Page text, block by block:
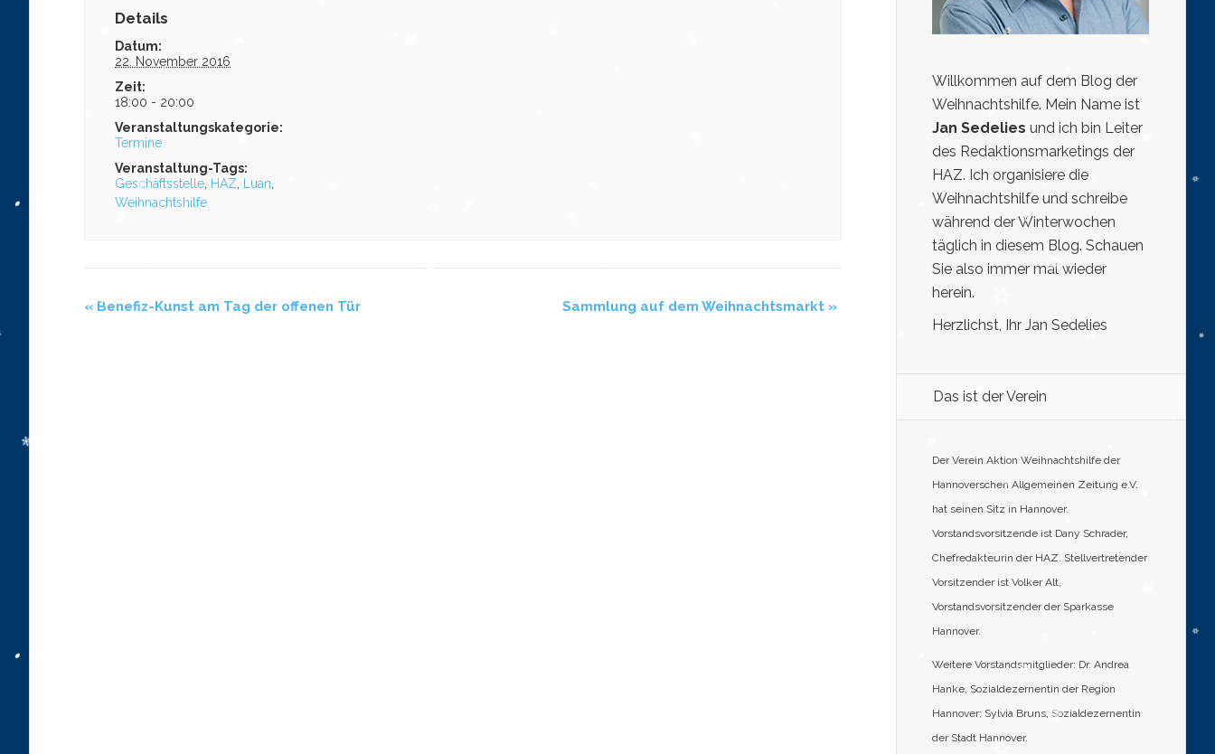
Details
Datum:
22. November 2016
Zeit:
18:00 - 20:00
Veranstaltungskategorie:
Termine
Veranstaltung-Tags:
Geschäftsstelle HAZ Luan
Weihnachtshilfe
« Benefiz-Kunst am Tag der offenen Tür Sammlung auf dem Weihnachtsmarkt »
Willkommen auf dem Blog der
Weihnachtshilfe. Mein Name ist
Jan Sedelies und ich bin Leiter
des Redaktionsmarketings der
HAZ. Ich organisiere die
Weihnachtshilfe und schreibe
während der Winterwochen
täglich in diesem Blog. Schauen
Sie also immer mal wieder
herein.
Herzlichst, Ihr Jan Sedelies
Das ist der Verein
Der Verein Aktion Weihnachtshilfe der
Hannoverschen Allgemeinen Zeitung e.V.
hat seinen Sitz in Hannover.
Vorstandsvorsitzende ist Dany Schrader,
Chefredakteurin der HAZ. Stellvertretender
Vorsitzender ist Volker Alt,
Vorstandsvorsitzender der Sparkasse
Hannover.
Weitere Vorstandsmitglieder: Dr. Andrea
Hanke, Sozialdezernentin der Region
Hannover; Sylvia Bruns, Sozialdezernentin
der Stadt Hannover.